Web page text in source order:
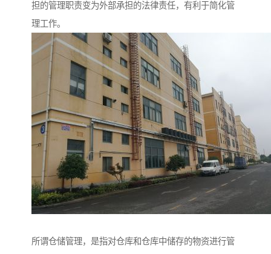
担的管理职责变为外部承担的法律责任，有利于简化管
理工作。
所谓仓储管理，是指对仓库和仓库中储存的物资进行管